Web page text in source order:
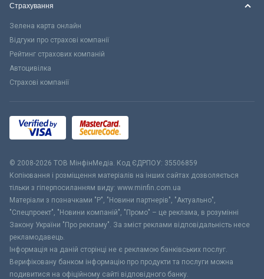
Страхування
Зелена карта онлайн
Відгуки про страхові компанії
Рейтинг страхових компаній
Автоцивілка
Страхові компанії
© 2008-2026 ТОВ МiнфiнМедiа. Код ЄДРПОУ: 35506859
Копіювання і розміщення матеріалів на інших сайтах дозволяється
тільки з гіперпосиланням виду: www.minfin.com.ua
Матеріали з позначками "Р", "Новини партнерів", "Актуально",
"Спецпроект", "Новини компаній", "Промо" – це реклама, в розумінні
Закону України "Про рекламу". За зміст реклами відповідальність несе
рекламодавець.
Інформація на даній сторінці не є рекламою банківських послуг.
Верифіковану банком інформацію про продукти та послуги можна
подивитися на офіційному сайті відповідного банку.